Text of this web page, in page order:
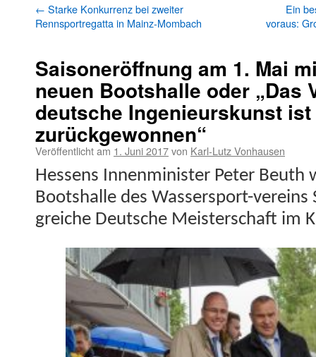
← Starke Konkurrenz bei zweiter
Rennsportregatta in Mainz-Mombach
Ein
voraus:
Saisoneröffnung am 1. Mai
neuen Bootshalle oder „Das
deutsche Ingenieurskunst ist
zurückgewonnen“
Veröffentlicht am 1. Juni 2017von Karl-Lutz Vonhausen
Hes­sens Innen­min­is­ter Peter Beuth
Boot­shalle des Wasser­sport-
gre­iche Deutsche Meis­ter­schaft im